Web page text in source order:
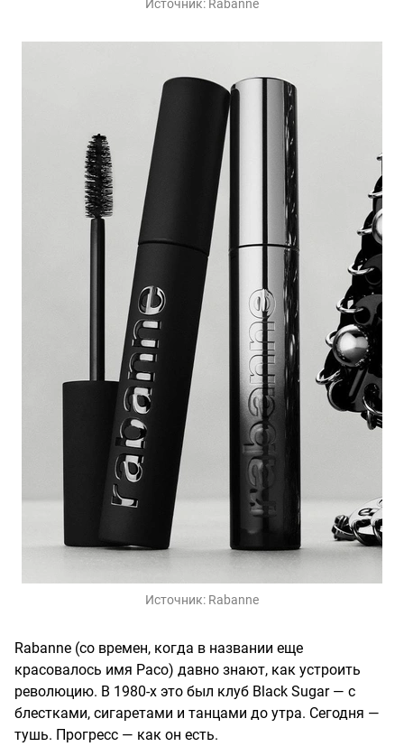
Источник: Rabanne
Источник: Rabanne
Rabanne (со времен, когда в названии еще
красовалось имя Paco) давно знают, как устроить
революцию. В 1980-х это был клуб Black Sugar — с
блестками, сигаретами и танцами до утра. Сегодня —
тушь. Прогресс — как он есть.